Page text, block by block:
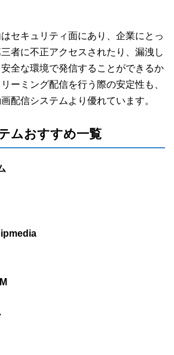
セキュリティ面にあり、企業にとっ
者に不正アクセスされたり、漏洩し
全な環境で発信することができるか
ーミング配信を行う際の安定性も、
配信システムより優れています。
ムおすすめ一覧